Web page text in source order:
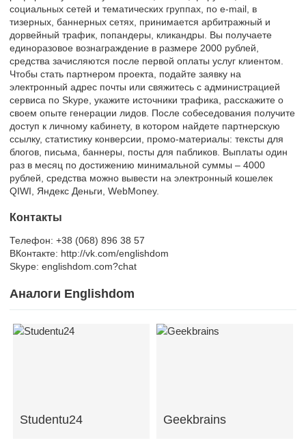
социальных сетей и тематических группах, по e-mail, в
тизерных, баннерных сетях, принимается арбитражный и
дорвейный трафик, попандеры, кликандры. Вы получаете
единоразовое вознаграждение в размере 2000 рублей,
средства зачисляются после первой оплаты услуг клиентом.
Чтобы стать партнером проекта, подайте заявку на
электронный адрес почты или свяжитесь с администрацией
сервиса по Skype, укажите источники трафика, расскажите о
своем опыте генерации лидов. После собеседования получите
доступ к личному кабинету, в котором найдете партнерскую
ссылку, статистику конверсии, промо-материалы: тексты для
блогов, письма, баннеры, посты для пабликов. Выплаты один
раз в месяц по достижению минимальной суммы – 4000
рублей, средства можно вывести на электронный кошелек
QIWI, Яндекс Деньги, WebMoney.
Контакты
Телефон: +38 (068) 896 38 57
ВКонтакте: http://vk.com/englishdom
Skype: englishdom.com?chat
Аналоги Englishdom
Studentu24 Geekbrains